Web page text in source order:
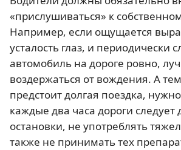
«прислушиваться» к
Например, если ощущается
усталость глаз, и периодически
автомобиль на дороге ровно,
воздержаться от вождения. А
предстоит долгая поездка,
каждые два часа дороги следует
остановки, не употреблять
также не принимать тех